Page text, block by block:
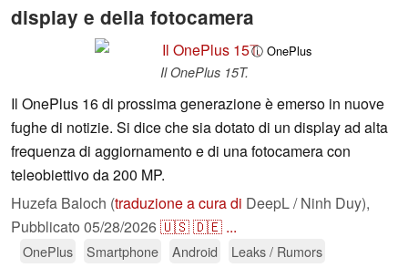
display e della fotocamera
ⓘ OnePlus
Il OnePlus 15T.
Il OnePlus 16 di prossima generazione è emerso in nuove
fughe di notizie. Si dice che sia dotato di un display ad alta
frequenza di aggiornamento e di una fotocamera con
teleobiettivo da 200 MP.
Huzefa Baloch (traduzione a cura di DeepL / Ninh Duy),
Pubblicato 05/28/2026🇺🇸🇩🇪 ...
OnePlus Smartphone Android Leaks / Rumors